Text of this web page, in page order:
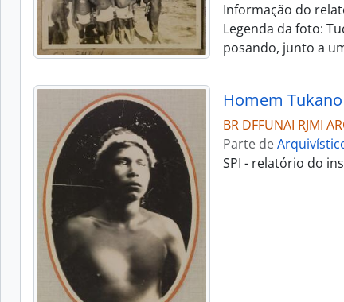
Informação do
Legenda da foto:
posando, junto a
Homem Tukano
BR DFFUNAI RJMI
Parte de
SPI - relatório do